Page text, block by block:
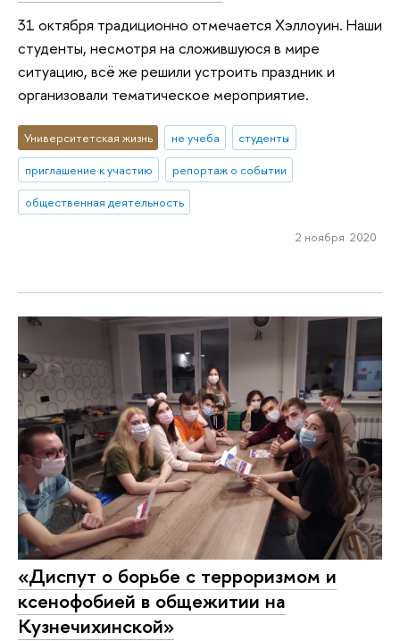
31 октября традиционно отмечается Хэллоуин. Наши
студенты, несмотря на сложившуюся в мире
ситуацию, всё же решили устроить праздник и
организовали тематическое мероприятие.
Университетская жизнь не учеба
студенты
приглашение к участию
репортаж о событии
общественная деятельность
2 ноября 2020
«Диспут о борьбе с терроризмом и
ксенофобией в общежитии на
Кузнечихинской»